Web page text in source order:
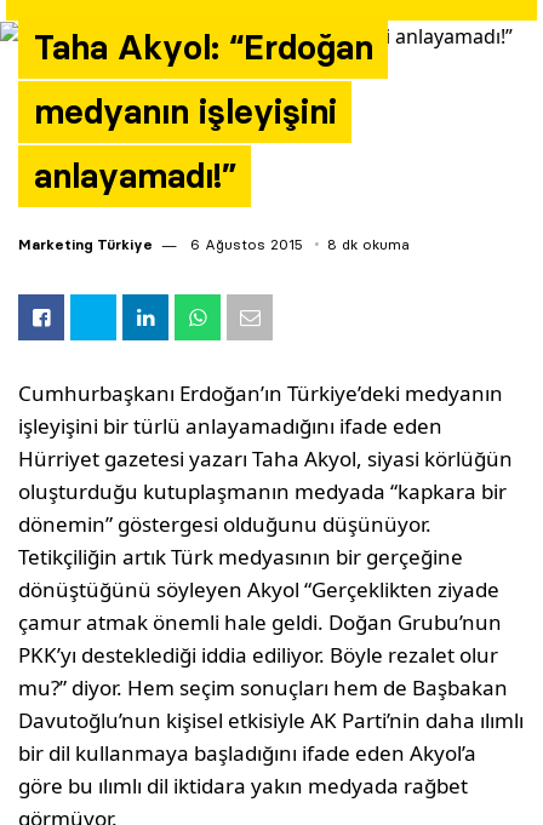
Taha Akyol: “Erdoğan
medyanın işleyişini
anlayamadı!”
Marketing Türkiye 6 Ağustos 2015 8 dk okuma
Cumhurbaşkanı Erdoğan’ın Türkiye’deki medyanın
işleyişini bir türlü anlayamadığını ifade eden
Hürriyet gazetesi yazarı Taha Akyol, siyasi körlüğün
oluşturduğu kutuplaşmanın medyada “kapkara bir
dönemin” göstergesi olduğunu düşünüyor.
Tetikçiliğin artık Türk medyasının bir gerçeğine
dönüştüğünü söyleyen Akyol “Gerçeklikten ziyade
çamur atmak önemli hale geldi. Doğan Grubu’nun
PKK’yı desteklediği iddia ediliyor. Böyle rezalet olur
mu?” diyor. Hem seçim sonuçları hem de Başbakan
Davutoğlu’nun kişisel etkisiyle AK Parti’nin daha ılımlı
bir dil kullanmaya başladığını ifade eden Akyol’a
göre bu ılımlı dil iktidara yakın medyada rağbet
görmüyor.